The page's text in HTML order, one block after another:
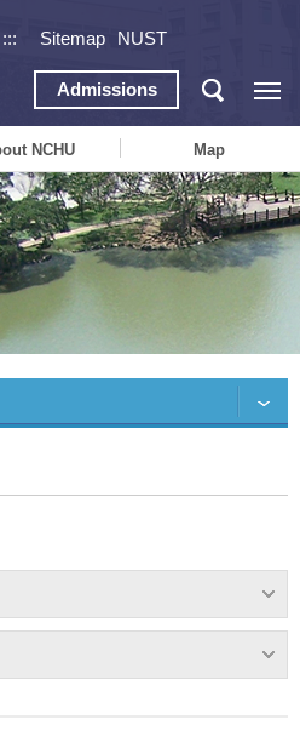
::: Sitemap NUST
Admissions
NCHU Map